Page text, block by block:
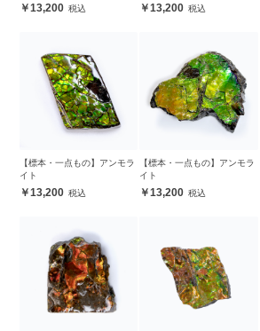
13,200 13,200
【標本・一点もの】アンモラ
イト
13,200
【標本・一点もの】アンモラ
イト
13,200